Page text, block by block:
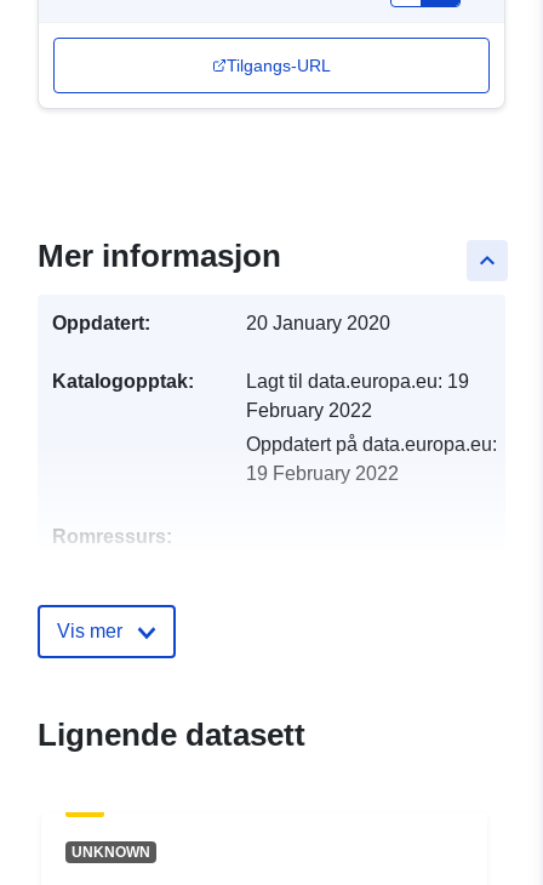
Tilgangs-URL
keyboard_arrow_up
Mer informasjon
Oppdatert: 20 January 2020
Katalogopptak: Lagt til data.europa.eu: 19
February 2022
Oppdatert på data.europa.eu:
19 February 2022
Romressurs:
eb68688598e2
Vis mer
Lignende datasett
UNKNOWN